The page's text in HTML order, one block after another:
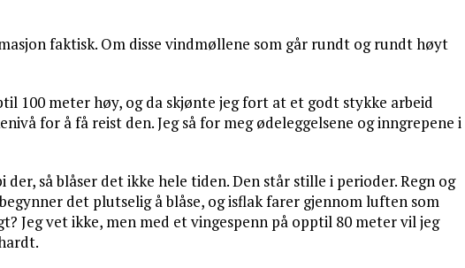
faktisk. Om disse vindmøllene som går rundt og rundt høyt
100 meter høy, og da skjønte jeg fort at et godt stykke arbeid
for å få reist den. Jeg så for meg ødeleggelsene og inngrepene i
så blåser det ikke hele tiden. Den står stille i perioder. Regn og
det plutselig å blåse, og isflak farer gjennom luften som
Jeg vet ikke, men med et vingespenn på opptil 80 meter vil jeg